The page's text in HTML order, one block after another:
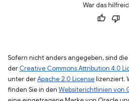
War das
Sofern nicht anders angegeben, sind
der Creative Commons Attribution 4.0
unter derApache 2.0 Licenselizenziert.
finden Sie in den Websiterichtlinien von